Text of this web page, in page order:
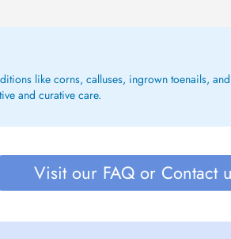
like corns, calluses, ingrown toenails,
and curative care.
Visit our FAQ or Contact